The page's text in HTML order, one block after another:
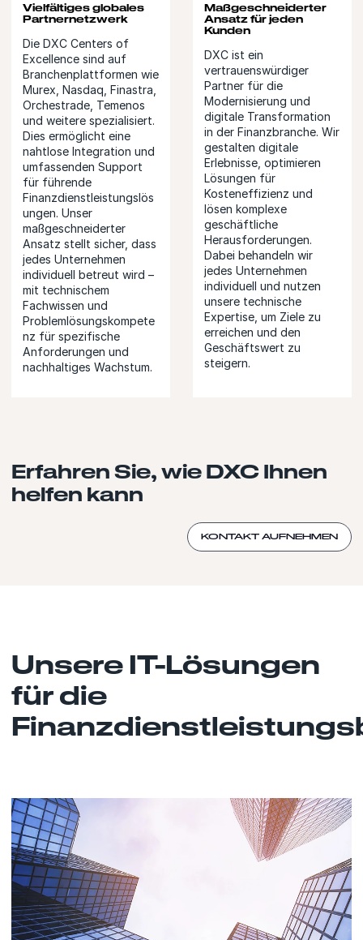
Vielfältiges globales
Partnernetzwerk
Die DXC Centers of
Excellence sind auf
Branchenplattformen wie
Murex, Nasdaq, Finastra,
Orchestrade, Temenos
und weitere spezialisiert.
Dies ermöglicht eine
nahtlose Integration und
umfassenden Support
für führende
Finanzdienstleistungslös
ungen. Unser
maßgeschneiderter
Ansatz stellt sicher, dass
jedes Unternehmen
individuell betreut wird –
mit technischem
Fachwissen und
Problemlösungskompete
nz für spezifische
Anforderungen und
nachhaltiges Wachstum.
Maßgeschneiderter
Ansatz für jeden
Kunden
DXC ist ein
vertrauenswürdiger
Partner für die
Modernisierung und
digitale Transformation
in der Finanzbranche. Wir
gestalten digitale
Erlebnisse, optimieren
Lösungen für
Kosteneffizienz und
lösen komplexe
geschäftliche
Herausforderungen.
Dabei behandeln wir
jedes Unternehmen
individuell und nutzen
unsere technische
Expertise, um Ziele zu
erreichen und den
Geschäftswert zu
steigern.
Erfahren Sie, wie DXC Ihnen
helfen kann
KONTAKT AUFNEHMEN
Unsere IT-Lösungen
für die